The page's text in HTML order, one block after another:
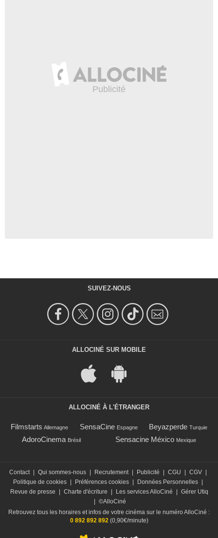
SUIVEZ-NOUS
ALLOCINÉ SUR MOBILE
ALLOCINÉ À L'ÉTRANGER
Filmstarts Allemagne SensaCine Espagne Beyazperde Turquie
AdoroCinema Brésil Sensacine México Mexique
Contact | Qui sommes-nous | Recrutement | Publicité | CGU | CGV |
Politique de cookies | Préférences cookies | Données Personnelles |
Revue de presse
| Charte d'écriture | Les services AlloCiné | Gérer Utiq
| ©AlloCiné
Retrouvez tous les horaires et infos de votre cinéma sur le numéro AlloCiné :
0 892 892 892 (0,90€/minute)